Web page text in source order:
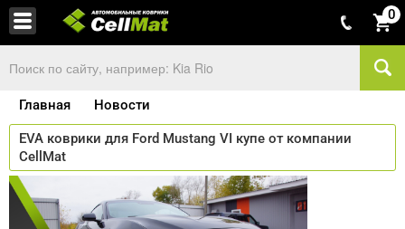
0
Главная Новости
EVA коврики для Ford Mustang VI купе от компании
CellMat